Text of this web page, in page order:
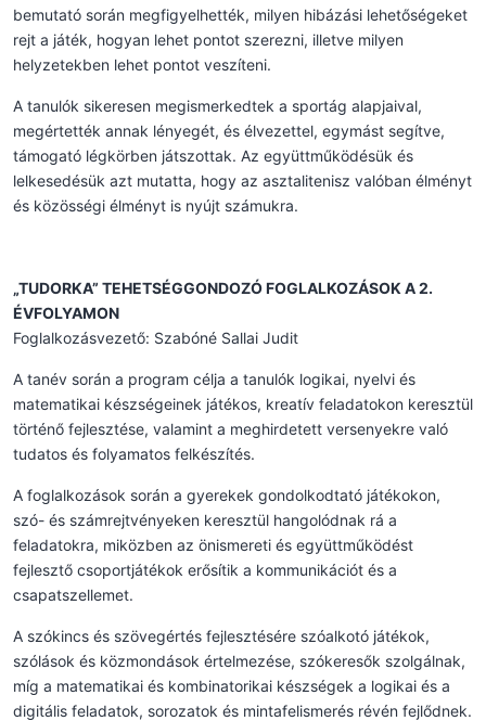
bemutató során megfigyelhették, milyen hibázási lehetőségeket
rejt a játék, hogyan lehet pontot szerezni, illetve milyen
helyzetekben lehet pontot veszíteni.
A tanulók sikeresen megismerkedtek a sportág alapjaival,
megértették annak lényegét, és élvezettel, egymást segítve,
támogató légkörben játszottak. Az együttműködésük és
lelkesedésük azt mutatta, hogy az asztalitenisz valóban élményt
és közösségi élményt is nyújt számukra.
„TUDORKA” TEHETSÉGGONDOZÓ FOGLALKOZÁSOK A 2.
ÉVFOLYAMON
Foglalkozásvezető: Szabóné Sallai Judit
A tanév során a program célja a tanulók logikai, nyelvi és
matematikai készségeinek játékos, kreatív feladatokon keresztül
történő fejlesztése, valamint a meghirdetett versenyekre való
tudatos és folyamatos felkészítés.
A foglalkozások során a gyerekek gondolkodtató játékokon,
szó- és számrejtvényeken keresztül hangolódnak rá a
feladatokra, miközben az önismereti és együttműködést
fejlesztő csoportjátékok erősítik a kommunikációt és a
csapatszellemet.
A szókincs és szövegértés fejlesztésére szóalkotó játékok,
szólások és közmondások értelmezése, szókeresők szolgálnak,
míg a matematikai és kombinatorikai készségek a logikai és a
digitális feladatok, sorozatok és mintafelismerés révén fejlődnek.